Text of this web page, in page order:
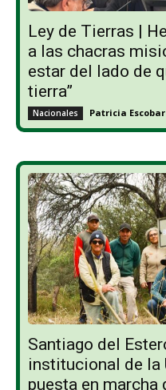
Ley de Tierras |
a las chacras
estar del lado de
tierra”
Nacionales Patricia Escobar
Santiago del
institucional de la
puesta en marcha